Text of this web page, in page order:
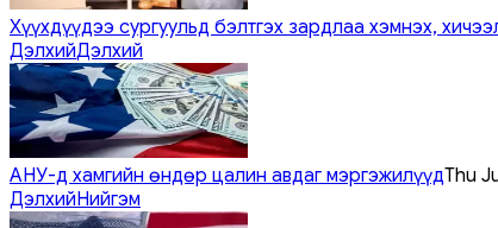
Хүүхдүүдээ сургуульд бэлтгэх зардлаа хэмнэх,
ДэлхийДэлхий
АНУ-д хамгийн өндөр цалин авдаг мэргэжилүүдThu
ДэлхийНийгэм